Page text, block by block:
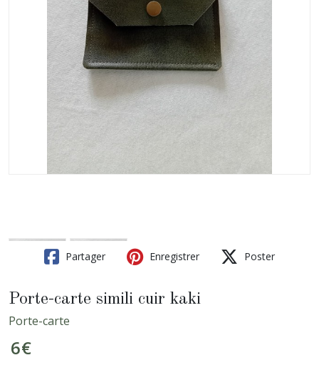
Partager Enregistrer Poster
Porte-carte simili cuir kaki
Porte-carte
6€